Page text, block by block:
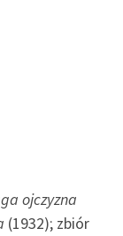
ojczyzna
(1932); zbiór